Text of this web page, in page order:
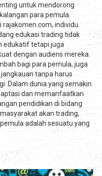
untuk mendorong
para pemula.
individu
edukasi trading tidak
edukatif tetapi juga
dengan audiens mereka.
bagi para pemula, juga
tanpa harus
Dalam dunia yang semakin
dan memanfaatkan
pendidikan di bidang
akan trading,
adalah sesuatu yang